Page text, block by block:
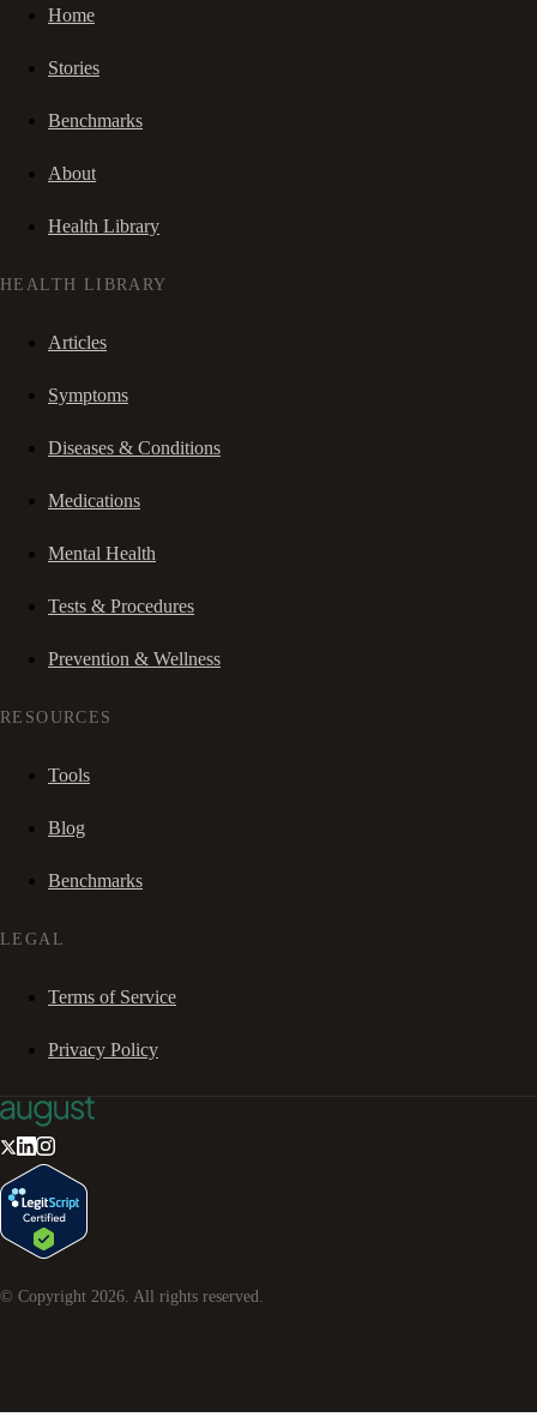
Home
Stories
Benchmarks
About
Health Library
HEALTH LIBRARY
Articles
Symptoms
Diseases & Conditions
Medications
Mental Health
Tests & Procedures
Prevention & Wellness
RESOURCES
Tools
Blog
Benchmarks
LEGAL
Terms of Service
Privacy Policy
© Copyright 2026 . All rights reserved.